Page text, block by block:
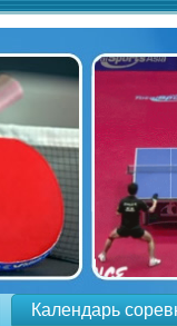
Календарь